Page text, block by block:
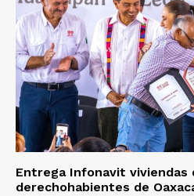
Entrega Infonavit viviendas
derechohabientes de